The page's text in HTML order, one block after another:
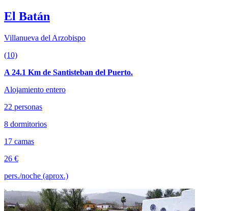
El Batán
Villanueva del Arzobispo
(10)
A 24.1 Km de Santisteban del Puerto.
Alojamiento entero
22 personas
8 dormitorios
17 camas
26 €
pers./noche (aprox.)